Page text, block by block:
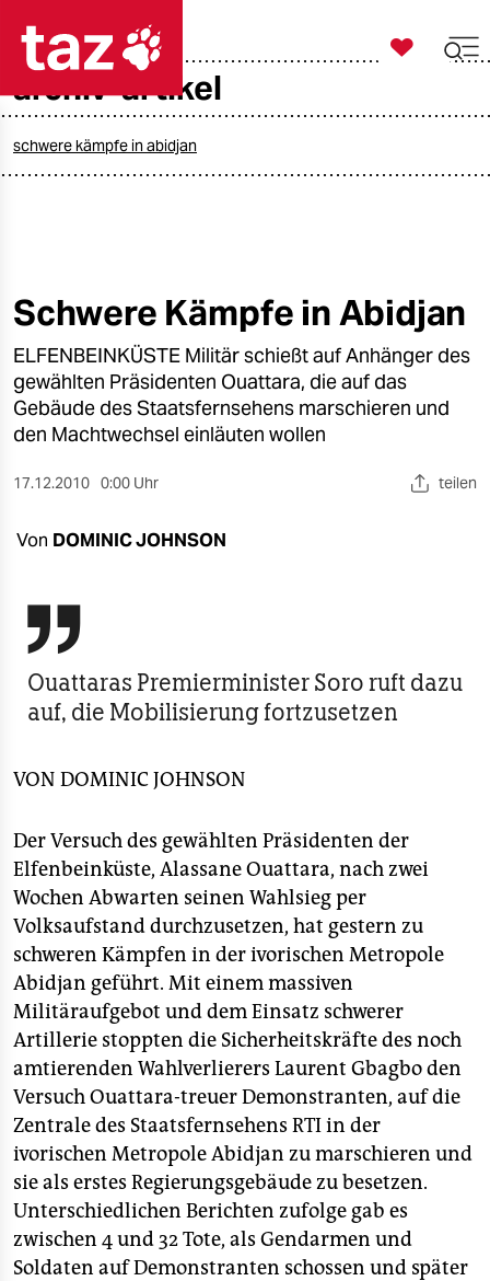
taz zahl ich
öko
gesellschaft
kultur
sport
berlin
nord
verlag
verlag
veranstaltungen
shop
unterstützen
abo
genossenschaft
epaper login

taz zahl ich
archiv-artikel
schwere kämpfe in abidjan
Schwere Kämpfe in Abidjan
ELFENBEINKÜSTE Militär schießt auf Anhänger des
gewählten Präsidenten Ouattara, die auf das
Gebäude des Staatsfernsehens marschieren und
den Machtwechsel einläuten wollen
17.12.2010 0:00 Uhr teilen
Von DOMINIC JOHNSON

Ouattaras Premierminister Soro ruft dazu
auf, die Mobilisierung fortzusetzen
VON DOMINIC JOHNSON
Der Versuch des gewählten Präsidenten der
Elfenbeinküste, Alassane Ouattara, nach zwei
Wochen Abwarten seinen Wahlsieg per
Volksaufstand durchzusetzen, hat gestern zu
schweren Kämpfen in der ivorischen Metropole
Abidjan geführt. Mit einem massiven
Militäraufgebot und dem Einsatz schwerer
Artillerie stoppten die Sicherheitskräfte des noch
amtierenden Wahlverlierers Laurent Gbagbo den
Versuch Ouattara-treuer Demonstranten, auf die
Zentrale des Staatsfernsehens RTI in der
ivorischen Metropole Abidjan zu marschieren und
sie als erstes Regierungsgebäude zu besetzen.
Unterschiedlichen Berichten zufolge gab es
zwischen 4 und 32 Tote, als Gendarmen und
Soldaten auf Demonstranten schossen und später